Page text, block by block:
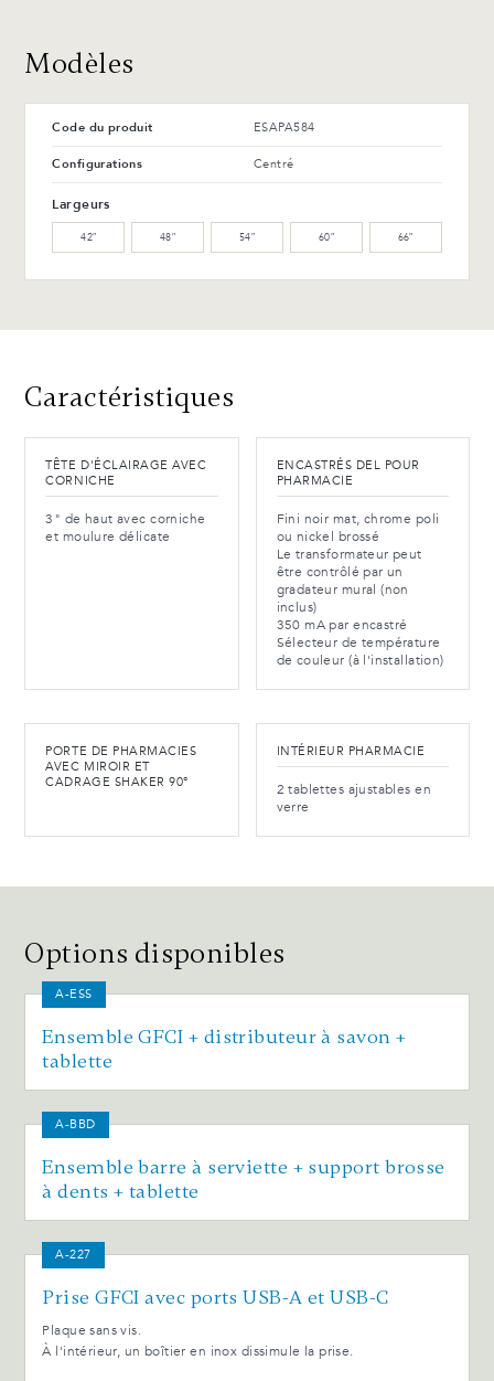
Modèles
Code du produit ESAPA584
Configurations Centré
Largeurs
42″ 48″ 54″ 60″ 66″
Caractéristiques
TÊTE D'ÉCLAIRAGE AVEC
CORNICHE
3" de haut avec corniche
et moulure délicate
ENCASTRÉS DEL POUR
PHARMACIE
Fini noir mat, chrome poli
ou nickel brossé
Le transformateur peut
être contrôlé par un
gradateur mural (non
inclus)
350 mA par encastré
Sélecteur de température
de couleur (à l'installation)
PORTE DE PHARMACIES
AVEC MIROIR ET
CADRAGE SHAKER 90°
INTÉRIEUR PHARMACIE
2 tablettes ajustables en
verre
Options disponibles
A-ESS
Ensemble GFCI + distributeur à savon +
tablette
A-BBD
Ensemble barre à serviette + support brosse
à dents + tablette
A-227
Prise GFCI avec ports USB-A et USB-C
Plaque sans vis.
À l'intérieur, un boîtier en inox dissimule la prise.